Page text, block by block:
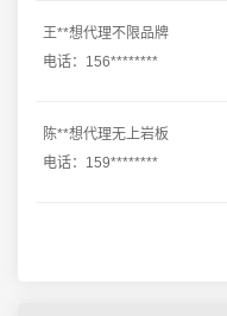
王**想代理不限品牌
电话：156********
陈**想代理无上岩板
电话：159********